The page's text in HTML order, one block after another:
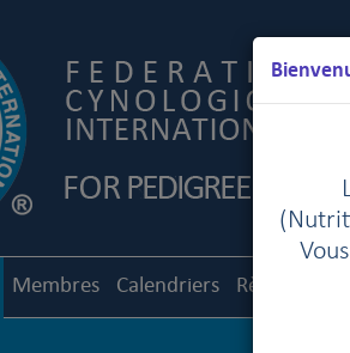
Membres Calendriers Règlements